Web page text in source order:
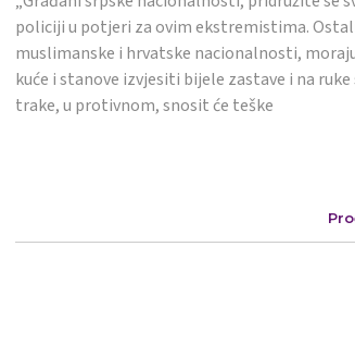
policiji u potjeri za ovim ekstremistima.
muslimanske i hrvatske nacionalnosti,
kuće i stanove izvjesiti bijele zastave i na
trake, u protivnom, snosit će teške